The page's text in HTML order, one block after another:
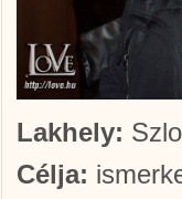
Lakhely:
Célja: